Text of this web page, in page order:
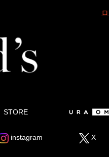
STORE
instagram X